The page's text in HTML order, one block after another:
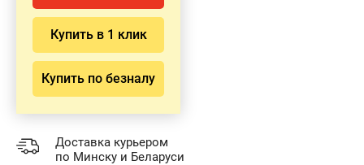
Купить в 1 клик
Купить по безналу
Доставка курьером
по Минску и Беларуси